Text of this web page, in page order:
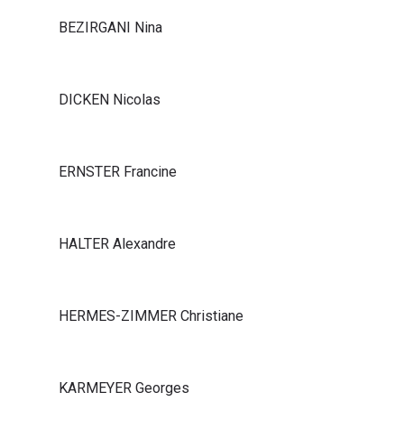
BEZIRGANI Nina
DICKEN Nicolas
ERNSTER Francine
HALTER Alexandre
HERMES-ZIMMER Christiane
KARMEYER Georges